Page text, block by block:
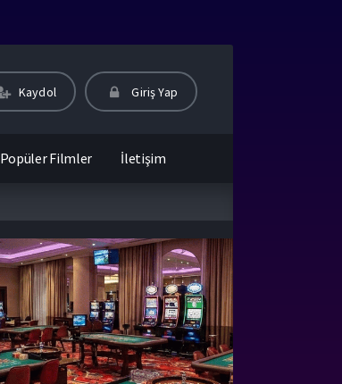
Kaydol Giriş Yap
Popüler Filmler İletişim